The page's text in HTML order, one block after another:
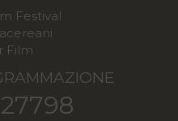
Festival
Film